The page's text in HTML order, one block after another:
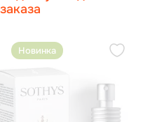
мл
заказа
Новинка